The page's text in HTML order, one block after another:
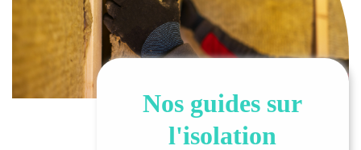
Nos guides sur
l'isolation